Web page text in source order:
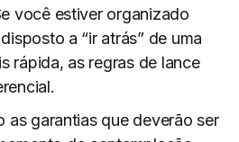
você estiver organizado
a “ir atrás” de uma
rápida, as regras de lance
as garantias que deverão ser